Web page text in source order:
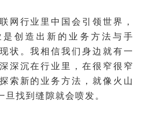
网行业里中国会引领世界，
创造出新的业务方法与手
状。我相信我们身边就有一
深沉在行业里，在很窄很窄
索新的业务方法，就像火山
旦找到缝隙就会喷发。